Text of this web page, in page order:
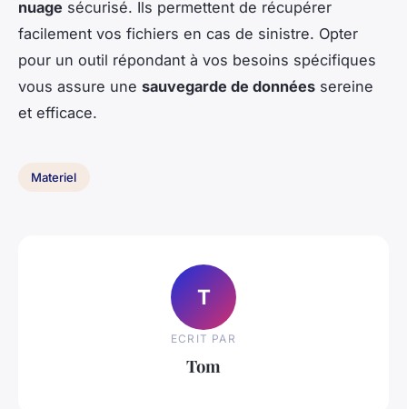
nuage sécurisé. Ils permettent de récupérer
facilement vos fichiers en cas de sinistre. Opter
pour un outil répondant à vos besoins spécifiques
vous assure une sauvegarde de données sereine
et efficace.
Materiel
T
ECRIT PAR
Tom